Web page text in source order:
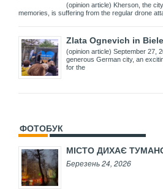
(opinion article) Kherson, the
memories, is suffering from the regular drone
Zlata Ognevich in
(opinion article) September 27,
generous German city, an
for the
ФОТОБУК
МІСТО ДИХАЄ
Березень 24, 2026